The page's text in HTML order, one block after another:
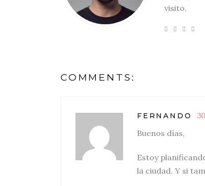
visito.
COMMENTS:
FERNANDO
Buenos días,
Estoy
la ciudad. Y si